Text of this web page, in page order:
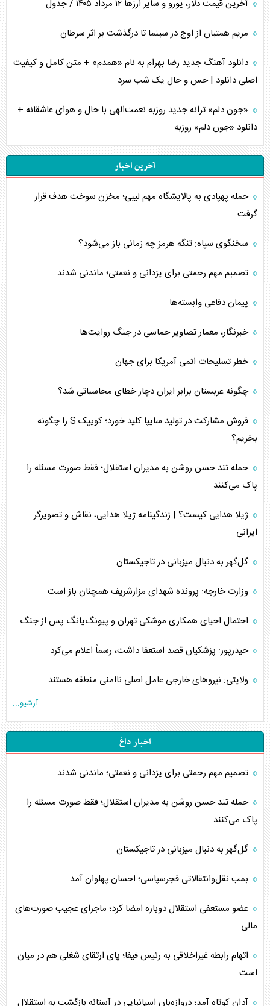
آخرین قیمت دلار، یورو و سایر ارز‌ها ۱۲ مرداد ۱۴۰۵ / جدول
مریم همتیان از اوج در سینما تا درگذشت بر اثر سرطان
دانلود آهنگ جدید رضا بهرام به نام «همدم» + متن کامل و کیفیت
اصلی دانلود | حس و حال یک شب سرد
«جون دلم» ترانه جدید روزبه نعمت‌الهی با حال و هوای عاشقانه +
دانلود «جون دلم» روزبه
آخرین اخبار
حمله پهپادی به پالایشگاه مهم لیبی؛ مخزن سوخت هدف قرار
گرفت
سخنگوی سپاه: تنگه هرمز چه زمانی باز می‌شود؟
تصمیم مهم رحمتی برای یزدانی و نعمتی؛ ماندنی شدند
پیمان دفاعی‌ وابسته‌ها
خبرنگار، معمار تصاویر حماسی در جنگ روایت‌ها
خطر تسلیحات اتمی آمریکا برای جهان
چگونه عربستان برابر ایران دچار خطای محاسباتی شد؟
فروش مشارکت در تولید سایپا کلید خورد؛ کوییک S را چگونه
بخریم؟
حمله تند حسن روشن به مدیران استقلال؛ فقط صورت مسئله را
پاک می‌کنند
ژیلا هدایی کیست؟ | زندگینامه ژیلا هدایی، نقاش و تصویرگر
ایرانی
گل‌گهر به دنبال میزبانی در تاجیکستان
وزارت خارجه: پرونده شهدای مزارشریف همچنان باز است
احتمال احیای همکاری موشکی تهران و پیونگ‌یانگ پس از جنگ
حیدرپور: پزشکیان قصد استعفا داشت، رسماً اعلام می‌کرد
ولایتی: نیروهای خارجی عامل اصلی ناامنی منطقه هستند
آرشیو...
اخبار داغ
تصمیم مهم رحمتی برای یزدانی و نعمتی؛ ماندنی شدند
حمله تند حسن روشن به مدیران استقلال؛ فقط صورت مسئله را
پاک می‌کنند
گل‌گهر به دنبال میزبانی در تاجیکستان
بمب نقل‌وانتقالاتی فجرسپاسی؛ احسان پهلوان آمد
عضو مستعفی استقلال دوباره امضا کرد؛ ماجرای عجیب صورت‌های
مالی
اتهام رابطه غیراخلاقی به رئیس فیفا؛ پای ارتقای شغلی هم در میان
است
آدان کوتاه آمد؛ دروازه‌بان اسپانیایی در آستانه بازگشت به استقلال